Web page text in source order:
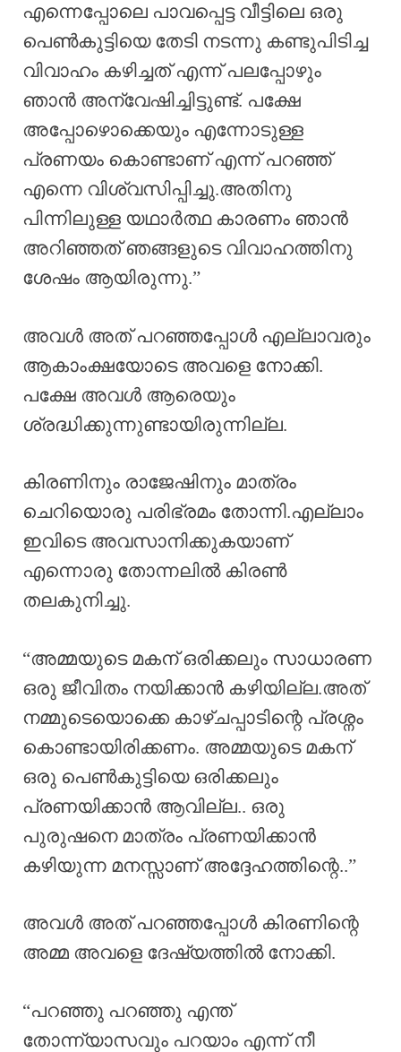
എന്നെപ്പോലെ പാവപ്പെട്ട വീട്ടിലെ ഒരു
പെൺകുട്ടിയെ തേടി നടന്നു കണ്ടുപിടിച്ച
വിവാഹം കഴിച്ചത് എന്ന് പലപ്പോഴും
ഞാൻ അന്വേഷിച്ചിട്ടുണ്ട്. പക്ഷേ
അപ്പോഴൊക്കെയും എന്നോടുള്ള
പ്രണയം കൊണ്ടാണ് എന്ന് പറഞ്ഞ്
എന്നെ വിശ്വസിപ്പിച്ചു.അതിനു
പിന്നിലുള്ള യഥാർത്ഥ കാരണം ഞാൻ
അറിഞ്ഞത് ഞങ്ങളുടെ വിവാഹത്തിനു
ശേഷം ആയിരുന്നു.”
അവൾ അത് പറഞ്ഞപ്പോൾ എല്ലാവരും
ആകാംക്ഷയോടെ അവളെ നോക്കി.
പക്ഷേ അവൾ ആരെയും
ശ്രദ്ധിക്കുന്നുണ്ടായിരുന്നില്ല.
കിരണിനും രാജേഷിനും മാത്രം
ചെറിയൊരു പരിഭ്രമം തോന്നി.എല്ലാം
ഇവിടെ അവസാനിക്കുകയാണ്
എന്നൊരു തോന്നലിൽ കിരൺ
തലകുനിച്ചു.
“അമ്മയുടെ മകന് ഒരിക്കലും സാധാരണ
ഒരു ജീവിതം നയിക്കാൻ കഴിയില്ല.അത്
നമ്മുടെയൊക്കെ കാഴ്ചപ്പാടിന്റെ പ്രശ്നം
കൊണ്ടായിരിക്കണം. അമ്മയുടെ മകന്
ഒരു പെൺകുട്ടിയെ ഒരിക്കലും
പ്രണയിക്കാൻ ആവില്ല.. ഒരു
പുരുഷനെ മാത്രം പ്രണയിക്കാൻ
കഴിയുന്ന മനസ്സാണ് അദ്ദേഹത്തിന്റെ..”
അവൾ അത് പറഞ്ഞപ്പോൾ കിരണിന്റെ
അമ്മ അവളെ ദേഷ്യത്തിൽ നോക്കി.
“പറഞ്ഞു പറഞ്ഞു എന്ത്
തോന്ന്യാസവും പറയാം എന്ന് നീ